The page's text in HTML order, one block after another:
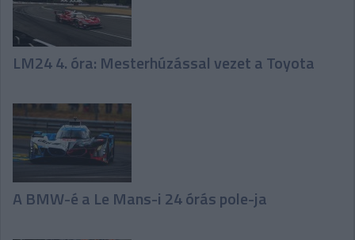
LM24 4. óra: Mesterhúzással vezet a Toyota
A BMW-é a Le Mans-i 24 órás pole-ja